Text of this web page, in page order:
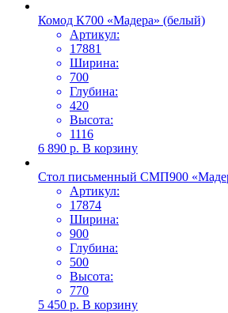
Комод К700 «Мадера» (белый)
Артикул:
17881
Ширина:
700
Глубина:
420
Высота:
1116
6 890 р. В корзину
Стол письменный СМП900
Артикул:
17874
Ширина:
900
Глубина:
500
Высота:
770
5 450 р. В корзину